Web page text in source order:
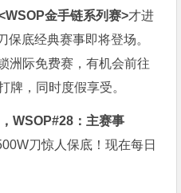
金手链系列赛>才进
保底经典赛事即将登场。
洲际免费赛，有机会前往
牌，同时度假享受。
WSOP#28：主赛事
刀惊人保底！现在每日